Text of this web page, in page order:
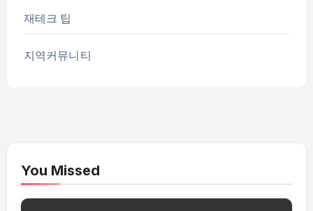
재테크 팁
지역커뮤니티
You Missed